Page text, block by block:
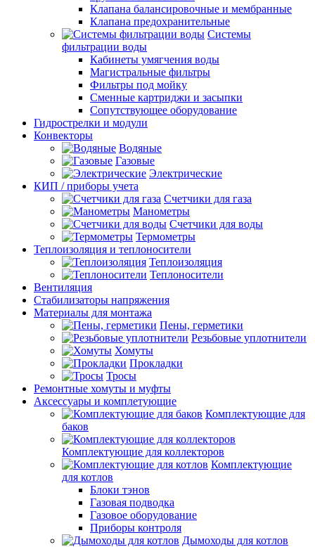
Клапана балансировочные и мембранные
Клапана предохранительные
Системы
фильтрации воды
Кабинеты умягчения воды
Магистральные фильтры
Фильтры под мойку
Сменные картриджи и засыпки
Сопутствующее оборудование
Гидрострелки и модули
Конвекторы
Водяные
Газовые
Электрические
КИП / приборы учета
Счетчики для газа
Манометры
Счетчики для воды
Термометры
Теплоизоляция и теплоносители
Теплоизоляция
Теплоносители
Вентиляция
Стабилизаторы напряжения
Материалы для монтажа
Пены, герметики
Резьбовые уплотнители
Хомуты
Прокладки
Тросы
Ремонтные хомуты и муфты
Аксессуары и комплетующие
Комплектующие для
баков
Комплектующие для коллекторов
Комплектующие
для котлов
Блоки тэнов
Газовая подводка
Газовое оборудование
Приборы контроля
Дымоходы для котлов